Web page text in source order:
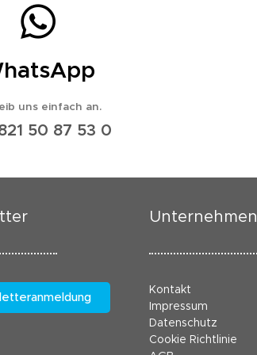
uns einfach an.
50 87 53 0
Unternehmen
Kontakt
Impressum
Datenschutz
Cookie Richtlinie